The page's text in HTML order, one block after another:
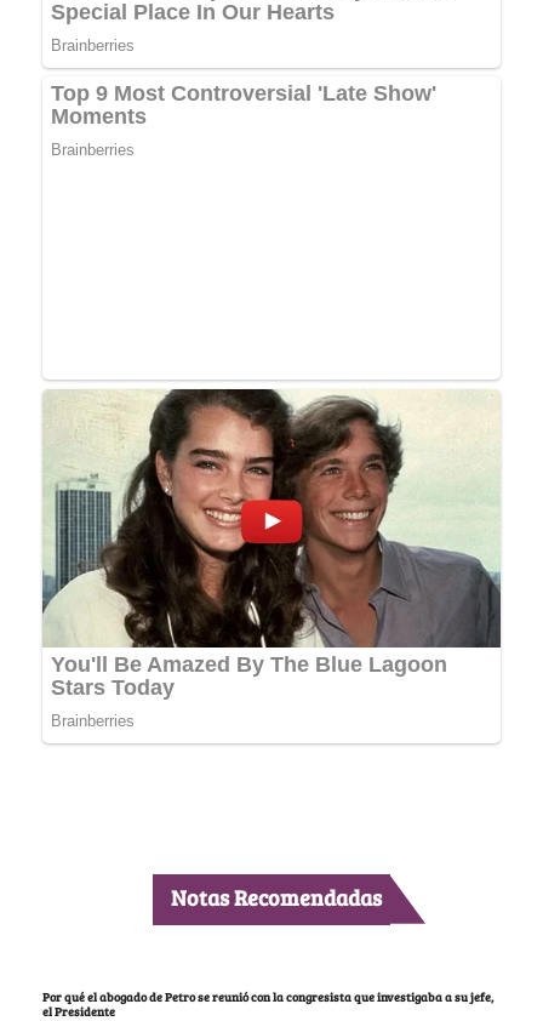
Notas Recomendadas
Por qué el abogado de Petro se reunió con la congresista que investigaba a su jefe,
el Presidente